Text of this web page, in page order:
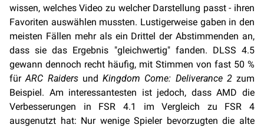
wissen, welches Video zu welcher Darstellung passt - ihren
Favoriten auswählen mussten. Lustigerweise gaben in den
meisten Fällen mehr als ein Drittel der Abstimmenden an,
dass sie das Ergebnis "gleichwertig" fanden. DLSS 4.5
gewann dennoch recht häufig, mit Stimmen von fast 50 %
fürARC Raidersund Kingdom Come: Deliverance 2zum
Beispiel. Am interessantesten ist jedoch, dass AMD die
Verbesserungen in FSR 4.1 im Vergleich zu FSR 4
ausgenutzt hat: Nur wenige Spieler bevorzugten die alte